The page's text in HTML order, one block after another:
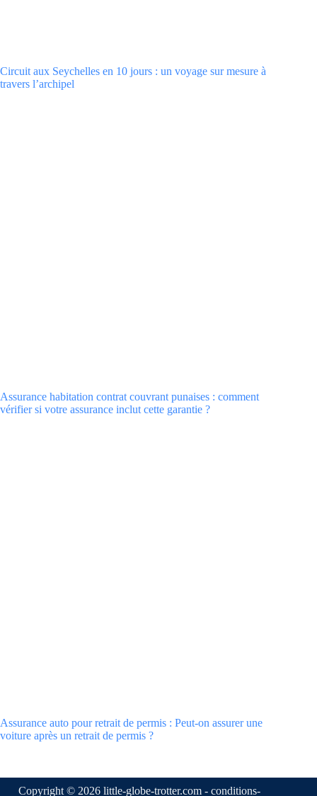
Circuit aux Seychelles en 10 jours : un voyage sur mesure à
travers l’archipel
Assurance habitation contrat couvrant punaises : comment
vérifier si votre assurance inclut cette garantie ?
Assurance auto pour retrait de permis : Peut-on assurer une
voiture après un retrait de permis ?
Copyright © 2026 little-globe-trotter.com -conditions-